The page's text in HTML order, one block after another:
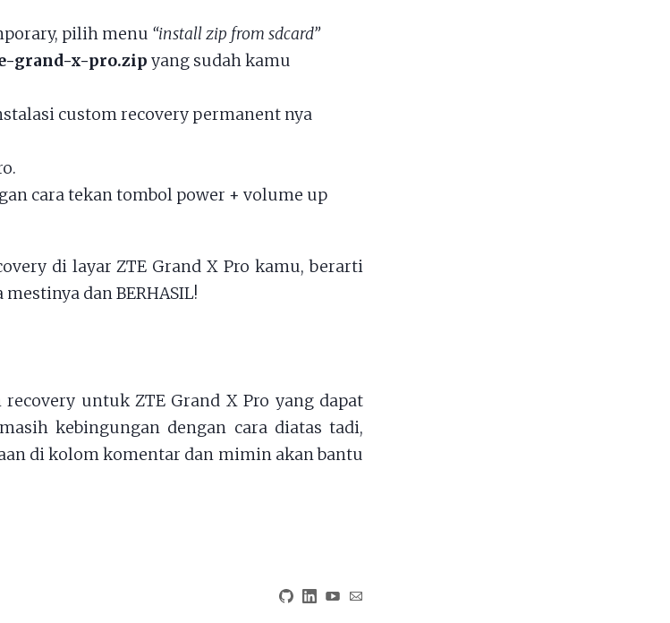
pilih menu “install zip from sdcard”
grand-x-pro.zip yang sudah kamu
custom recovery permanent nya
cara tekan tombol power + volume up
di layar ZTE Grand X Pro kamu, berarti
dan BERHASIL!
untuk ZTE Grand X Pro yang dapat
kebingungan dengan cara diatas tadi,
di kolom komentar dan mimin akan bantu